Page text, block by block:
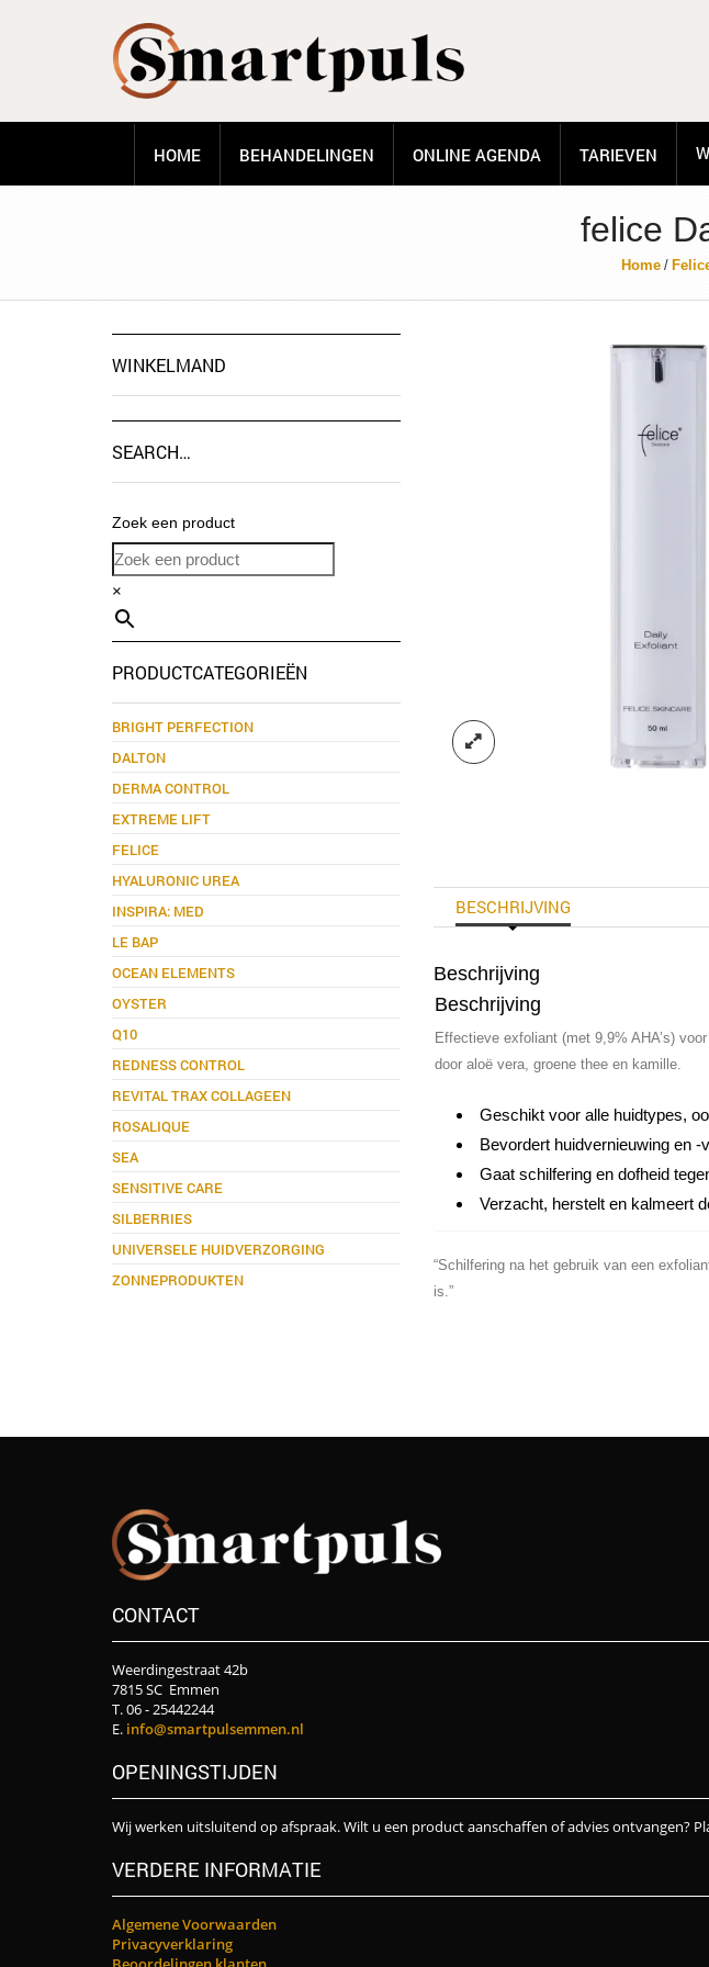
HOME BEHANDELINGEN ONLINE AGENDA TARIEVEN
felice
Home /
BESCHRIJVING
Beschrijving
Beschrijving
Effectieve exfoliant (met 9,9% AHA’s)
door aloë vera, groene thee en kamille.
Geschikt voor alle huidtypes,
Bevordert huidvernieuwing en -
Gaat schilfering en dofheid
Verzacht, herstelt en kalmeert
“Schilfering na het gebruik van een
is.”
WINKELMAND
SEARCH…
Zoek een product
×
PRODUCTCATEGORIEËN
BRIGHT PERFECTION
DALTON
DERMA CONTROL
EXTREME LIFT
FELICE
HYALURONIC UREA
INSPIRA: MED
LE BAP
OCEAN ELEMENTS
OYSTER
Q10
REDNESS CONTROL
REVITAL TRAX COLLAGEEN
ROSALIQUE
SEA
SENSITIVE CARE
SILBERRIES
UNIVERSELE HUIDVERZORGING
ZONNEPRODUKTEN
CONTACT
Weerdingestraat 42b
7815 SC Emmen
T. 06 - 25442244
E. info@smartpulsemmen.nl
OPENINGSTIJDEN
Wij werken uitsluitend op afspraak. Wilt u een product aanschaffen of advies ontvangen?
VERDERE INFORMATIE
Algemene Voorwaarden
Privacyverklaring